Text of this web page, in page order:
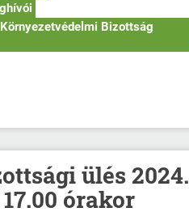
Bizottság
ülés 2024.
órakor